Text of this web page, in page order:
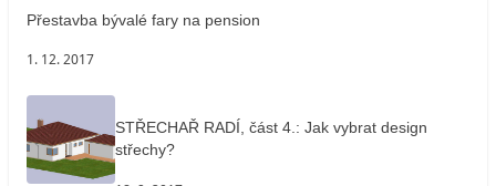
Přestavba bývalé fary na pension
1. 12. 2017
STŘECHAŘ RADÍ, část 4.: Jak vybrat design
střechy?